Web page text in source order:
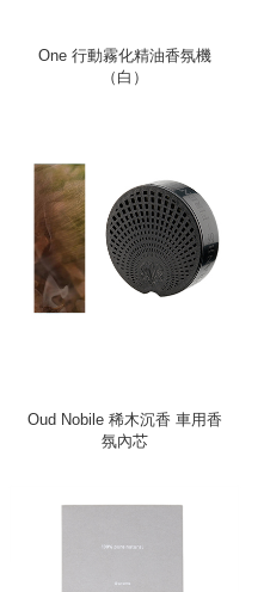
One 行動霧化精油香氛機
（白）
Oud Nobile 稀木沉香 車用香
氛內芯